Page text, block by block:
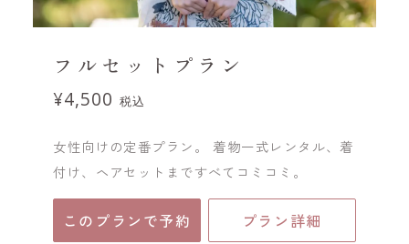
フルセットプラン
¥4,500 税込
女性向けの定番プラン。 着物一式レンタル、着
付け、ヘアセットまですべてコミコミ。
このプランで予約 プラン詳細